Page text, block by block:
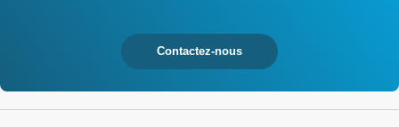
Contactez-nous